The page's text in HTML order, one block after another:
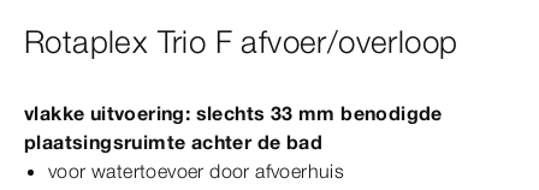
Rotaplex Trio F afvoer/overloop
vlakke uitvoering: slechts 33 mm benodigde
plaatsingsruimte achter de bad
voor watertoevoer door afvoerhuis